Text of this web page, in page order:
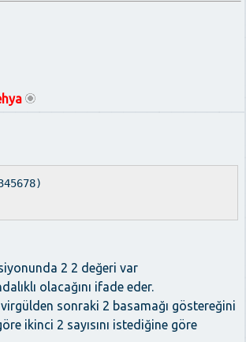
2 2 değeri var
olacağını ifade eder.
sonraki 2 basamağı göstereğini
ikinci 2 sayısını istediğine göre